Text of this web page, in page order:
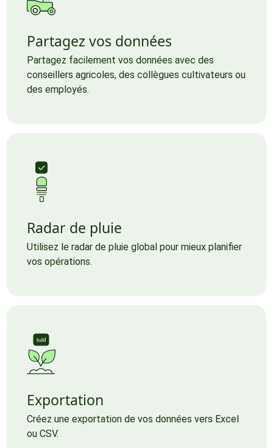
Partagez vos données
Partagez facilement vos données avec des
conseillers agricoles, des collègues cultivateurs ou
des employés.
Radar de pluie
Utilisez le radar de pluie global pour mieux planifier
vos opérations.
Exportation
Créez une exportation de vos données vers Excel
ou CSV.